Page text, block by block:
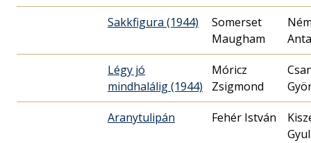
Sakkfigura (1944)
Somerset
Maugham
Légy jó
mindhalálig (1944)
Móricz
Zsigmond
Aranytulipán Fehér István